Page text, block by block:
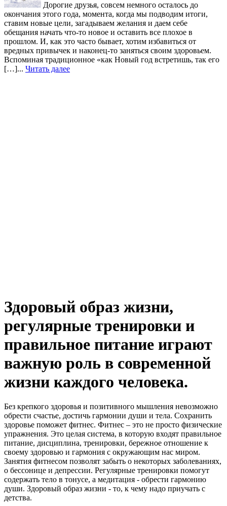
Дорогие друзья, совсем немного осталось до
окончания этого года, момента, когда мы подводим итоги,
ставим новые цели, загадываем желания и даем себе
обещания начать что-то новое и оставить все плохое в
прошлом. И, как это часто бывает, хотим избавиться от
вредных привычек и наконец-то заняться своим здоровьем.
Вспоминая традиционное «как Новый год встретишь, так его
[…]... Читать далее
Здоровый образ жизни,
регулярные тренировки и
правильное питание играют
важную роль в современной
жизни каждого человека.
Без крепкого здоровья и позитивного мышления невозможно
обрести счастье, достичь гармонии души и тела. Сохранить
здоровье поможет фитнес. Фитнес – это не просто физические
упражнения. Это целая система, в которую входят правильное
питание, дисциплина, тренировки, бережное отношение к
своему здоровью и гармония с окружающим нас миром.
Занятия фитнесом позволят забыть о некоторых заболеваниях,
о бессонице и депрессии. Регулярные тренировки помогут
содержать тело в тонусе, а медитация - обрести гармонию
души. Здоровый образ жизни - то, к чему надо приучать с
детства.